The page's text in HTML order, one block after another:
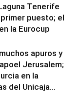
Tenerife
puesto; el
la Eurocup
apuros y
Jerusalem;
en la
del Unicaja...